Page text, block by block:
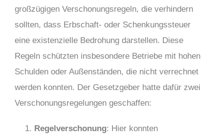
großzügigen Verschonungsregeln, die verhindern
sollten, dass Erbschaft- oder Schenkungssteuer
eine existenzielle Bedrohung darstellen. Diese
Regeln schützten insbesondere Betriebe mit hohen
Schulden oder Außenständen, die nicht verrechnet
werden konnten. Der Gesetzgeber hatte dafür zwei
Verschonungsregelungen geschaffen:
Regelverschonung: Hier konnten